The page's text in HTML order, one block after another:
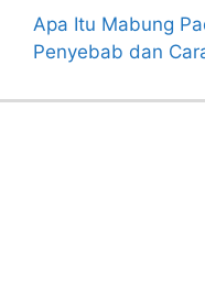
Apa Itu Mabung
Penyebab dan